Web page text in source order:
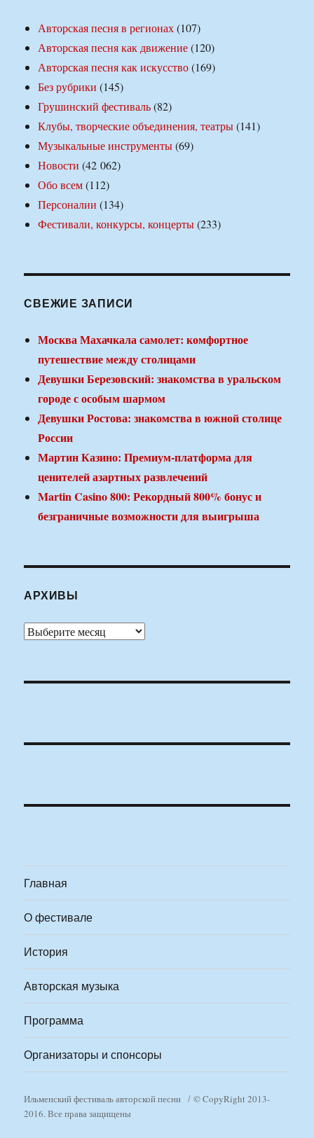
Авторская песня в регионах(107)
Авторская песня как движение(120)
Авторская песня как искусство(169)
Без рубрики (145)
Грушинский фестиваль(82)
Клубы, творческие объединения, театры(141)
Музыкальные инструменты(69)
Новости (42 062)
Обо всем(112)
Персоналии (134)
Фестивали, конкурсы, концерты(233)
СВЕЖИЕ ЗАПИСИ
Москва Махачкала самолет: комфортное
путешествие между столицами
Девушки Березовский: знакомства в уральском
городе с особым шармом
Девушки Ростова: знакомства в южной столице
России
Мартин Казино: Премиум-платформа для
ценителей азартных развлечений
Martin Casino 800: Рекордный 800% бонус и
безграничные возможности для выигрыша
АРХИВЫ
Архивы
Главная
О фестивале
История
Авторская музыка
Программа
Организаторы и спонсоры
Ильменский фестиваль авторской песни
© CopyRight 2013-
2016. Все права защищены